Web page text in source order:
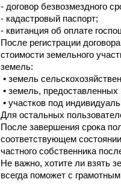
- договор безвозмездного
- кадастровый паспорт;
- квитанция об оплате
После регистрации
стоимости земельного
земель:
• земель
• земель, предоставленных
• участков под
Для остальных
После завершения срока
соответствующем
частного собственника
Не важно, хотите ли взять
всегда поможет с